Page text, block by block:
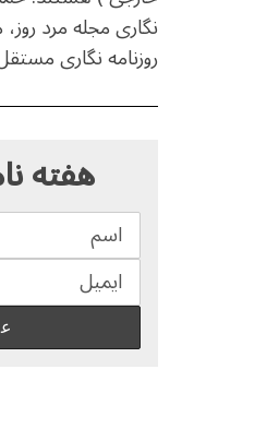
نگاری مجله مرد
روزنامه نگاری
هفته
S
r
c
f
r